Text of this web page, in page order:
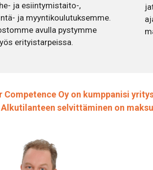
ja esiintymistaito-,
ja myyntikoulutuksemme.
avulla pystymme
erityistarpeissa.
Competence Oy on kumppanisi
Alkutilanteen selvittäminen on